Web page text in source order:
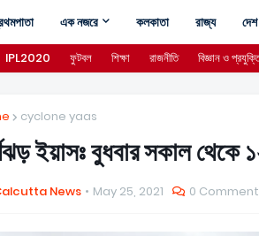
এক নজরে কলকাতা রাজ্য দেশ
IPL2020 ফুটবল শিক্ষা রাজনীতি বিজ্ঞান ও
cyclone yaas
ইয়াসঃ বুধবার সকাল থেকে
News May 25, 2021 0